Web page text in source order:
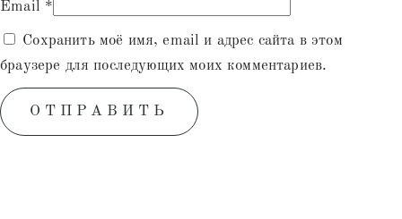
Email *
Сохранить моё имя, email и адрес сайта в этом
браузере для последующих моих комментариев.